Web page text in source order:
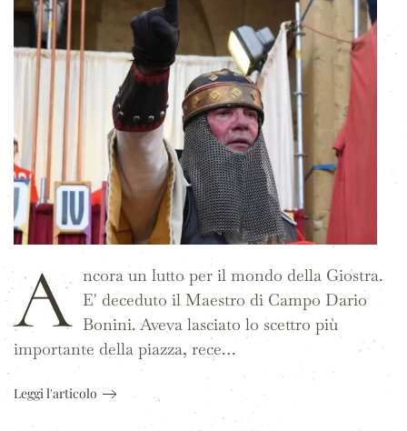
A ncora un lutto per il mondo della Giostra.
E' deceduto il Maestro di Campo Dario
Bonini. Aveva lasciato lo scettro più
importante della piazza, rece…
Leggi l'articolo